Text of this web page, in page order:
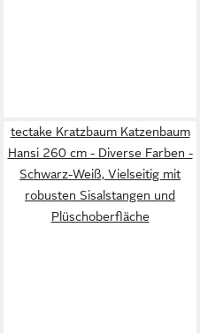
tectake Kratzbaum Katzenbaum
Hansi 260 cm - Diverse Farben -
Schwarz-Weiß, Vielseitig mit
robusten Sisalstangen und
Plüschoberfläche